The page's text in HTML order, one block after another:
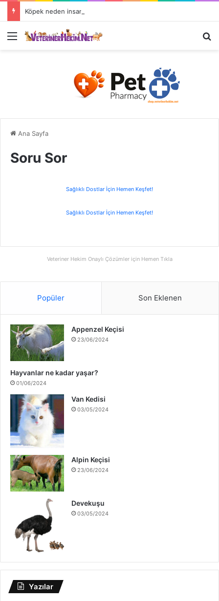
Köpek neden insanın en iyi dostudur?
Ana Sayfa
Soru Sor
Sağlıklı Dostlar İçin Hemen Keşfet!
Sağlıklı Dostlar İçin Hemen Keşfet!
Veteriner Hekim Onaylı Çözümler için Hemen Tıkla
Popüler Son Eklenen
Appenzel Keçisi
23/06/2024
Hayvanlar ne kadar yaşar?
01/06/2024
Van Kedisi
03/05/2024
Alpin Keçisi
23/06/2024
Devekuşu
03/05/2024
Yazılar